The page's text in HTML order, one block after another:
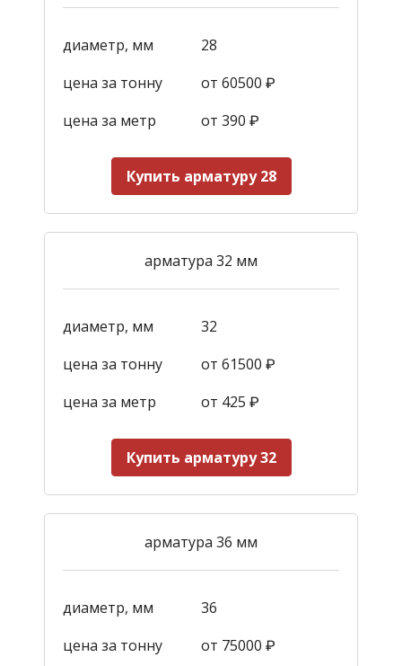
диаметр, мм
28
цена за тонну
от 60500 ₽
цена за метр
от 390 ₽
Купить арматуру 28
арматура 32 мм
диаметр, мм
32
цена за тонну
от 61500 ₽
цена за метр
от 425 ₽
Купить арматуру 32
арматура 36 мм
диаметр, мм
36
цена за тонну
от 75000 ₽